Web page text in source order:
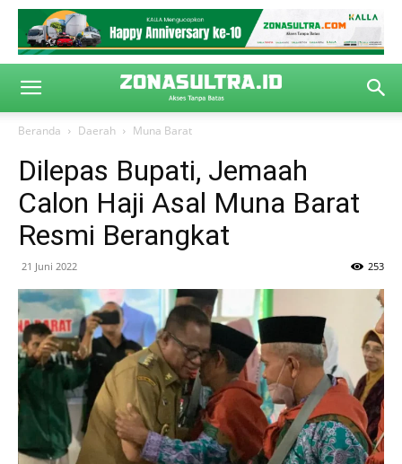
Beranda Daerah Muna Barat
Dilepas Bupati, Jemaah
Calon Haji Asal Muna Barat
Resmi Berangkat
21 Juni 2022 253